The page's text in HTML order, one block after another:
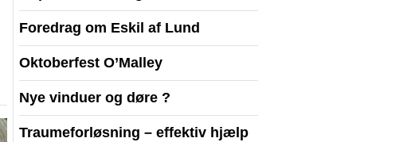
Foredrag om Eskil af Lund
Oktoberfest O’Malley
Nye vinduer og døre ?
Traumeforløsning – effektiv hjælp